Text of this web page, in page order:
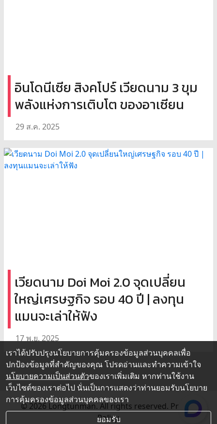
อินโดนีเซีย สิงคโปร์ เวียดนาม 3 ขุม
พลังแห่งการเติบโต ของอาเซียน
29 ส.ค. 2025
เวียดนาม Doi Moi 2.0 จุดเปลี่ยน
ใหญ่เศรษฐกิจ รอบ 40 ปี | ลงทุน
แมนจะเล่าให้ฟัง
17 พ.ย. 2025
© 2026 Longtunman. All rights reserved. Privacy
Policy.
เราได้ปรับปรุงนโยบายการคุ้มครองข้อมูลส่วนบุคคลเพื่อ
ปกป้องข้อมูลที่สำคัญของคุณ โปรดอ่านและทำความเข้าใจ
นโยบายความเป็นส่วนตัวของเราเพิ่มเติม หากท่านใช้งาน
เว็บไซต์ของเราต่อไป นั่นเป็นการแสดงว่าท่านยอมรับนโยบาย
การคุ้มครองข้อมูลส่วนบุคคลของเรา
ยอมรับ